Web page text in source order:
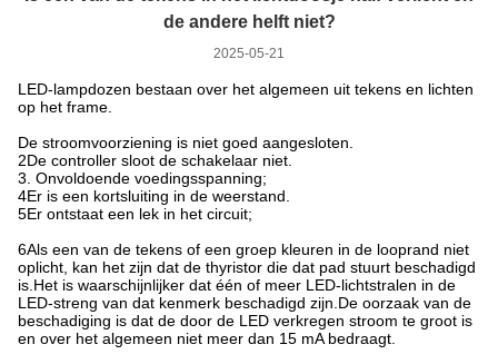
de andere helft niet?
2025-05-21
LED-lampdozen bestaan over het algemeen uit tekens en lichten
op het frame.
De stroomvoorziening is niet goed aangesloten.
2De controller sloot de schakelaar niet.
3. Onvoldoende voedingsspanning;
4Er is een kortsluiting in de weerstand.
5Er ontstaat een lek in het circuit;
6Als een van de tekens of een groep kleuren in de looprand niet
oplicht, kan het zijn dat de thyristor die dat pad stuurt beschadigd
is.Het is waarschijnlijker dat één of meer LED-lichtstralen in de
LED-streng van dat kenmerk beschadigd zijn.De oorzaak van de
beschadiging is dat de door de LED verkregen stroom te groot is
en over het algemeen niet meer dan 15 mA bedraagt.